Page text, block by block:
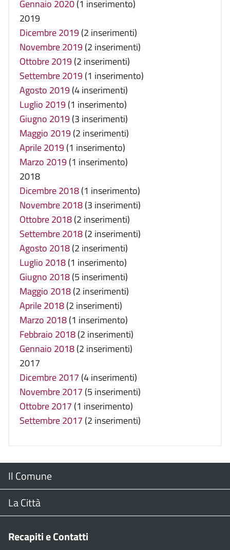
Gennaio 2020(1 inserimento)
2019
Dicembre 2019(2 inserimenti)
Novembre 2019(2 inserimenti)
Ottobre 2019(2 inserimenti)
Settembre 2019(1 inserimento)
Agosto 2019(4 inserimenti)
Luglio 2019(1 inserimento)
Giugno 2019(3 inserimenti)
Maggio 2019(2 inserimenti)
Aprile 2019(1 inserimento)
Marzo 2019(1 inserimento)
2018
Dicembre 2018(1 inserimento)
Novembre 2018(3 inserimenti)
Ottobre 2018(2 inserimenti)
Settembre 2018(2 inserimenti)
Agosto 2018(2 inserimenti)
Luglio 2018(1 inserimento)
Giugno 2018(5 inserimenti)
Maggio 2018(2 inserimenti)
Aprile 2018(2 inserimenti)
Marzo 2018(1 inserimento)
Febbraio 2018(2 inserimenti)
Gennaio 2018(2 inserimenti)
2017
Dicembre 2017 (4 inserimenti)
Novembre 2017 (5 inserimenti)
Ottobre 2017 (1 inserimento)
Settembre 2017 (2 inserimenti)
Menu
Footer
Il Comune
Il Sindaco
La Città
Recapiti e Contatti